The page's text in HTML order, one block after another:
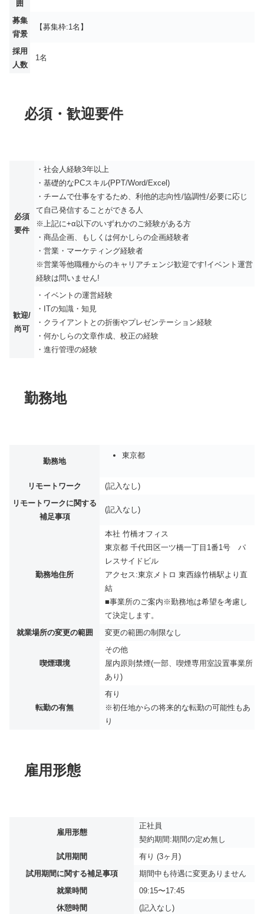
囲
募集
背景
【募集枠:1名】
採用
人数
1名
必須・歓迎要件
必須
要件
・社会人経験3年以上
・基礎的なPCスキル(PPT/Word/Excel)
・チームで仕事をするため、利他的志向性/協調性/必要に応じ
て自己発信することができる人
※上記に+α以下のいずれかのご経験がある方
・商品企画、もしくは何かしらの企画経験者
・営業・マーケティング経験者
※営業等他職種からのキャリアチェンジ歓迎です!イベント運営
経験は問いません!
歓迎/
尚可
・イベントの運営経験
・ITの知識・知見
・クライアントとの折衝やプレゼンテーション経験
・何かしらの文章作成、校正の経験
・進行管理の経験
勤務地
勤務地
東京都
リモートワーク
(記入なし)
リモートワークに関する
補足事項
(記入なし)
勤務地住所
本社 竹橋オフィス
東京都 千代田区一ツ橋一丁目1番1号 パ
レスサイドビル
アクセス:東京メトロ 東西線竹橋駅より直
結
■事業所のご案内※勤務地は希望を考慮し
て決定します。
就業場所の変更の範囲
変更の範囲の制限なし
喫煙環境
その他
屋内原則禁煙(一部、喫煙専用室設置事業所
あり)
転勤の有無
有り
※初任地からの将来的な転勤の可能性もあ
り
雇用形態
雇用形態
正社員
契約期間:期間の定め無し
試用期間
有り (3ヶ月)
試用期間に関する補足事項
期間中も待遇に変更ありません
就業時間
09:15〜17:45
休憩時間
(記入なし)